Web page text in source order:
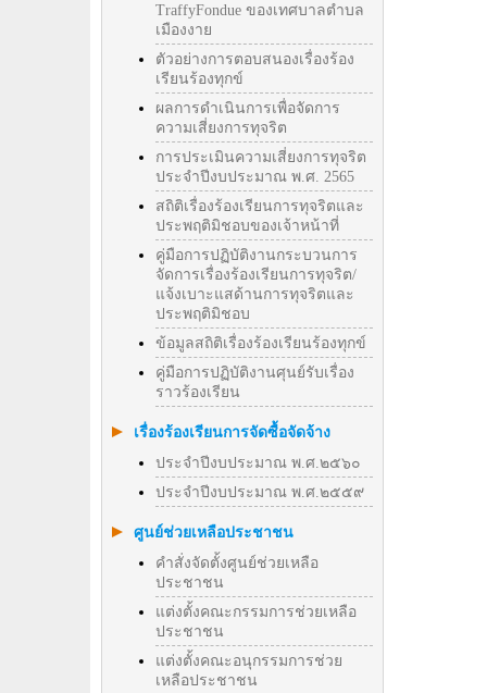
TraffyFondue ของเทศบาลตำบล
เมืองงาย
ตัวอย่างการตอบสนองเรื่องร้อง
เรียนร้องทุกข์
ผลการดำเนินการเพื่อจัดการ
ความเสี่ยงการทุจริต
การประเมินความเสี่ยงการทุจริต
ประจำปีงบประมาณ พ.ศ. 2565
สถิติเรื่องร้องเรียนการทุจริตและ
ประพฤติมิชอบของเจ้าหน้าที่
คู่มือการปฏิบัติงานกระบวนการ
จัดการเรื่องร้องเรียนการทุจริต/
แจ้งเบาะแสด้านการทุจริตและ
ประพฤติมิชอบ
ข้อมูลสถิติเรื่องร้องเรียนร้องทุกข์
คู่มือการปฏิบัติงานศุนย์รับเรื่อง
ราวร้องเรียน
เรื่องร้องเรียนการจัดซื้อจัดจ้าง
ประจำปีงบประมาณ พ.ศ.๒๕๖๐
ประจำปีงบประมาณ พ.ศ.๒๕๕๙
ศูนย์ช่วยเหลือประชาชน
คำสั่งจัดตั้งศูนย์ช่วยเหลือ
ประชาชน
แต่งตั้งคณะกรรมการช่วยเหลือ
ประชาชน
แต่งตั้งคณะอนุกรรมการช่วย
เหลือประชาชน